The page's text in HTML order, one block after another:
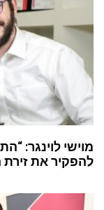
מוישי לוינגר:
להפקיר את זירת